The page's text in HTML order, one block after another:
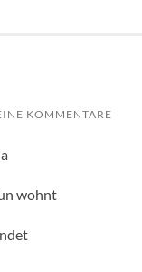
KOMMENTARE
wohnt